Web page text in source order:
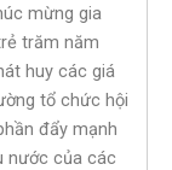
mừng gia
trăm năm
huy các giá
tổ chức hội
đẩy mạnh
nước của các